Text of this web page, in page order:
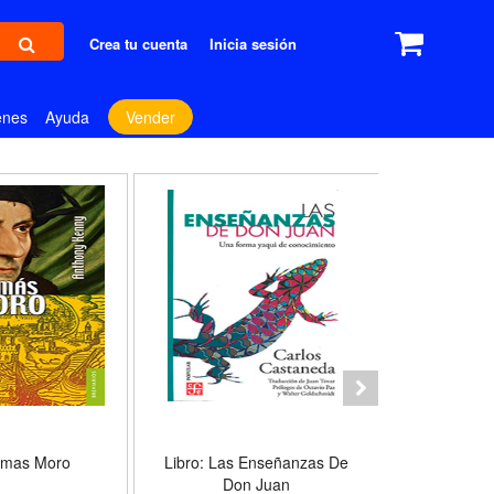
Crea tu cuenta Inicia sesión
Ayuda Vender
Moro
Libro: Las Enseñanzas De
Don Juan